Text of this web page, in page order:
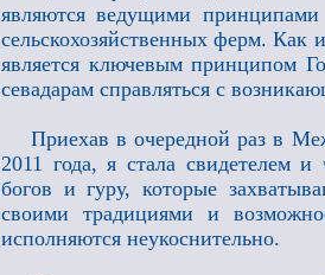
являются ведущими принципами
сельскохозяйственных ферм. Как
является ключевым принципом
севадарам справляться с
Приехав в очередной раз в
2011 года, я стала свидетелем
богов и гуру, которые
своими традициями и
исполняются неукоснительно.